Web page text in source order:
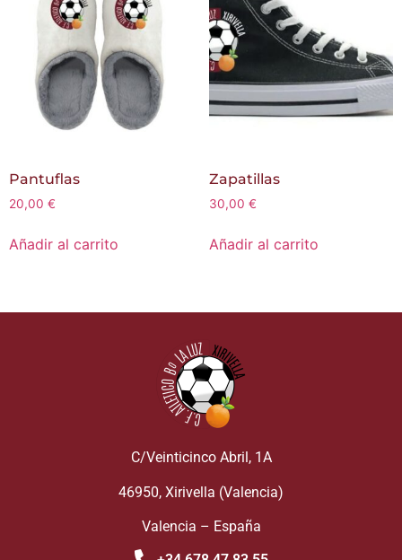
Pantuflas
20,00 €
Añadir al carrito
Zapatillas
30,00 €
Añadir al carrito
C/Veinticinco Abril, 1A
46950, Xirivella (Valencia)
Valencia – España